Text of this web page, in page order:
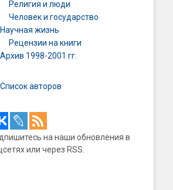
Религия и люди
Человек и государство
Научная жизнь
Рецензии на книги
Архив 1998-2001 гг.
Список авторов
на наши обновления в
или через RSS.